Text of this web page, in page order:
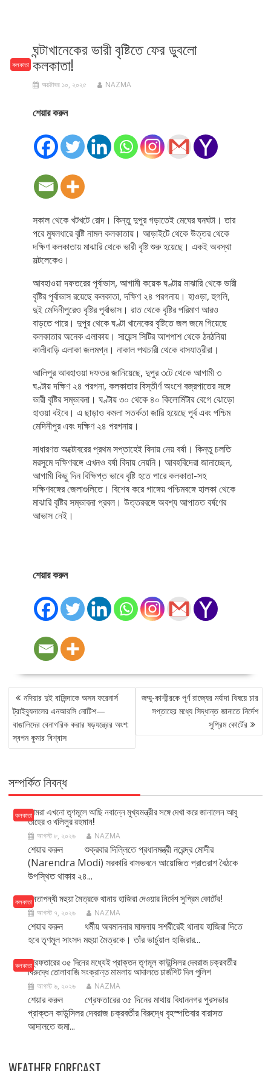
কলকাতা
ঘন্টাখানেকের ভারী বৃষ্টিতে ফের ডুবলো
কলকাতা!
অক্টোবর ১০, ২০২৫ NAZMA
শেয়ার করুন
সকাল থেকে খটখটে রোদ। কিন্তু দুপুর গড়াতেই মেঘের ঘনঘটা। তার
পরে মুষলধারে বৃষ্টি নামল কলকাতায়। আড়াইটে থেকে উত্তর থেকে
দক্ষিণ কলকাতায় মাঝারি থেকে ভারী বৃষ্টি শুরু হয়েছে। একই অবস্থা
সল্টলেকেও।
আবহাওয়া দফতরের পূর্বাভাস, আগামী কয়েক ঘণ্টায় মাঝারি থেকে ভারী
বৃষ্টির পূর্বাভাস রয়েছে কলকাতা, দক্ষিণ ২৪ পরগনায়। হাওড়া, হুগলি,
দুই মেদিনীপুরেও বৃষ্টির পূর্বাভাস। রাত থেকে বৃষ্টির পরিমাণ আরও
বাড়তে পারে। দুপুর থেকে ঘণ্টা খানেকের বৃষ্টিতে জল জমে গিয়েছে
কলকাতার অনেক এলাকায়। সায়েন্স সিটির আশপাশ থেকে ঠনঠনিয়া
কালীবাড়ি এলাকা জলমগ্ন। নাকাল পথচারী থেকে বাসযাত্রীরা।
আলিপুর আবহাওয়া দফতর জানিয়েছে, দুপুর ৩টে থেকে আগামী ৩
ঘণ্টায় দক্ষিণ ২৪ পরগনা, কলকাতার বিস্তীর্ণ অংশে বজ্রপাতের সঙ্গে
ভারী বৃষ্টির সম্ভাবনা। ঘণ্টায় ৩০ থেকে ৪০ কিলোমিটার বেগে ঝোড়ো
হাওয়া বইবে। এ ছাড়াও কমলা সতর্কতা জারি হয়েছে পূর্ব এবং পশ্চিম
মেদিনীপুর এবং দক্ষিণ ২৪ পরগনায়।
সাধারণত অক্টোবরের প্রথম সপ্তাহেই বিদায় নেয় বর্ষা। কিন্তু চলতি
মরসুমে দক্ষিণবঙ্গে এখনও বর্ষা বিদায় নেয়নি। আবহবিদেরা জানাচ্ছেন,
আগামী কিছু দিন বিক্ষিপ্ত ভাবে বৃষ্টি হতে পারে কলকাতা-সহ
দক্ষিণবঙ্গের জেলাগুলিতে। বিশেষ করে গাঙ্গেয় পশ্চিমবঙ্গে হালকা থেকে
মাঝারি বৃষ্টির সম্ভাবনা প্রবল। উত্তরবঙ্গে অবশ্য আপাতত বর্ষণের
আভাস নেই।
শেয়ার করুন
POST
NAVIGATION
নদিয়ার দুই বাসিন্দাকে অসম ফরেনার্স
ট্রাইব্যুনালের এনআরসি নোটিশ—
বাঙালিদের বেনাগরিক করার ষড়যন্ত্রের অংশ:
স্বপন কুমার বিশ্বাস
জম্মু-কাশ্মীরকে পূর্ণ রাজ্যের মর্যাদা বিষয়ে চার
সপ্তাহের মধ্যে সিদ্ধান্ত জানাতে নির্দেশ
সুপ্রিম কোর্টের
সম্পর্কিত নিবন্ধ
কলকাতাআমরা এখনো তৃণমূলে আছি নবান্নে মুখ্যমন্ত্রীর সঙ্গে দেখা করে জানালেন আবু
তাহের ও খলিলুর রহমান!
আগস্ট ৮, ২০২৬ NAZMA
শেয়ার করুন শুক্রবার দিল্লিতে প্রধানমন্ত্রী নরেন্দ্র মোদীর
(Narendra Modi) সরকারি বাসভবনে আয়োজিত প্রাতরাশ বৈঠকে
উপস্থিত থাকার ২৪...
কলকাতামমতাপন্থী মহুয়া মৈত্রকে থানায় হাজিরা দেওয়ার নির্দেশ সুপ্রিম কোর্টের!
আগস্ট ৭, ২০২৬ NAZMA
শেয়ার করুন ধর্মীয় অবমাননার মামলায় সশরীরেই থানায় হাজিরা দিতে
হবে তৃণমূল সাংসদ মহুয়া মৈত্রকে। তাঁর ভার্চুয়াল হাজিরার...
কলকাতাগ্রেফতারের ৩৫ দিনের মধ্যেই প্রাক্তন তৃণমূল কাউন্সিলর দেবরাজ চক্রবর্তীর
বিরুদ্ধে তোলাবাজি সংক্রান্ত মামলায় আদালতে চার্জশিট দিল পুলিশ
আগস্ট ৬, ২০২৬ NAZMA
শেয়ার করুন গ্রেফতারের ৩৫ দিনের মাথায় বিধাননগর পুরসভার
প্রাক্তন কাউন্সিলর দেবরাজ চক্রবর্তীর বিরুদ্ধে বৃহস্পতিবার বারাসত
আদালতে জমা...